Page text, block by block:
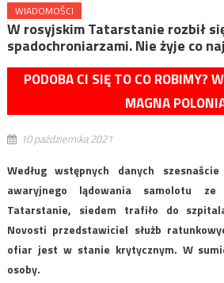
WIADOMOŚCI
W rosyjskim Tatarstanie rozbił
spadochroniarzami. Nie żyje co
PODOBA CI SIĘ TO CO ROBIMY?
MAGNA
10 października 2021
Według wstępnych danych
awaryjnego lądowania samolotu ze
Tatarstanie, siedem trafiło do
Novosti przedstawiciel służb
ofiar jest w stanie krytycznym. W
osoby.